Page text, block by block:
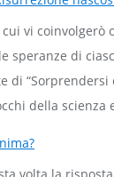
cui vi
speranze di
di
della scienza